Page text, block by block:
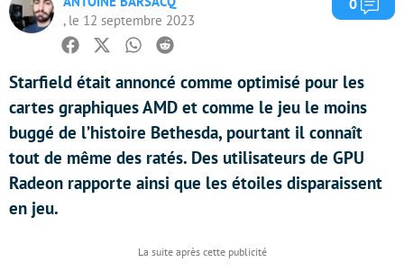
, le 12 septembre 2023
0
Facebook
TwitterWhatsapp
Reddit
Starfield était annoncé comme optimisé pour les
cartes graphiques AMD et comme le jeu le moins
buggé de l’histoire Bethesda, pourtant il connaît
tout de même des ratés. Des utilisateurs de GPU
Radeon rapporte ainsi que les étoiles disparaissent
en jeu.